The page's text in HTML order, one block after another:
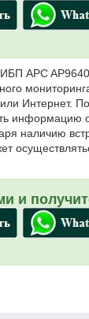
APC
Интернет.
информацию
наличию
и